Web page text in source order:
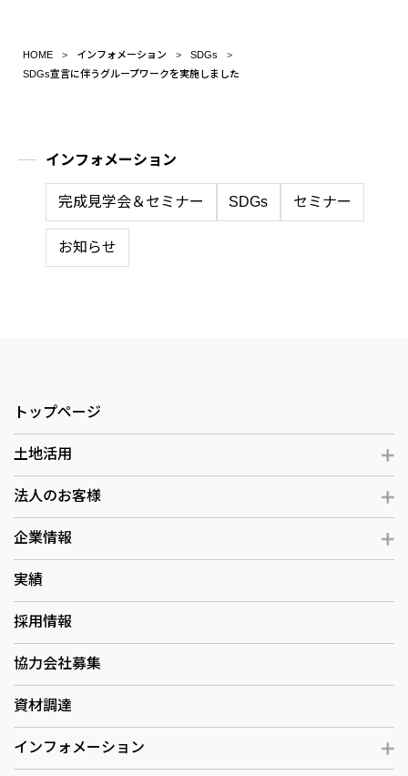
HOME インフォメーション
SDGs
SDGs宣言に伴うグループワークを実施しました
インフォメーション
完成見学会＆セミナー SDGs セミナー
お知らせ
トップページ
土地活用
法人のお客様
企業情報
実績
採用情報
協力会社募集
資材調達
インフォメーション